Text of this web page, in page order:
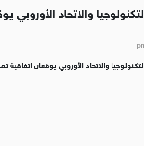
والاتحاد الأوروبي